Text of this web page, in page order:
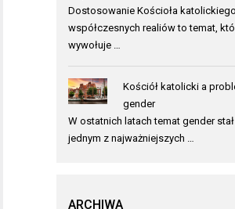
Dostosowanie Kościoła
współczesnych realiów to temat,
wywołuje …
Kościół katolicki a
gender
W ostatnich latach temat gender
jednym z najważniejszych …
ARCHIWA